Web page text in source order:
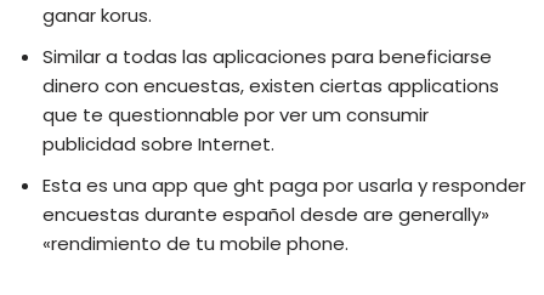
ganar korus.
Similar a todas las aplicaciones para beneficiarse
dinero con encuestas, existen ciertas applications
que te questionnable por ver um consumir
publicidad sobre Internet.
Esta es una app que ght paga por usarla y responder
encuestas durante español desde are generally»
«rendimiento de tu mobile phone.